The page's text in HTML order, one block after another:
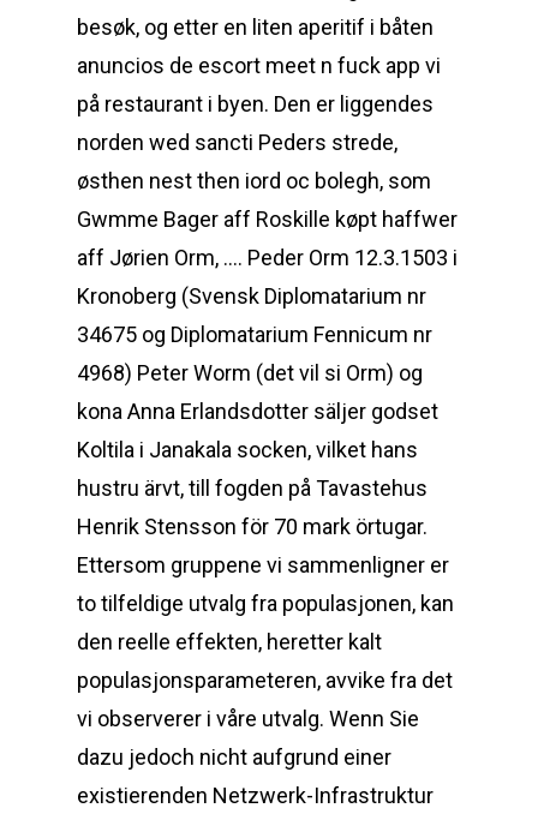
besøk, og etter en liten aperitif i båten
anuncios de escort meet n fuck app vi
på restaurant i byen. Den er liggendes
norden wed sancti Peders strede,
østhen nest then iord oc bolegh, som
Gwmme Bager aff Roskille køpt haffwer
aff Jørien Orm, …. Peder Orm 12.3.1503 i
Kronoberg (Svensk Diplomatarium nr
34675 og Diplomatarium Fennicum nr
4968) Peter Worm (det vil si Orm) og
kona Anna Erlandsdotter säljer godset
Koltila i Janakala socken, vilket hans
hustru ärvt, till fogden på Tavastehus
Henrik Stensson för 70 mark örtugar.
Ettersom gruppene vi sammenligner er
to tilfeldige utvalg fra populasjonen, kan
den reelle effekten, heretter kalt
populasjonsparameteren, avvike fra det
vi observerer i våre utvalg. Wenn Sie
dazu jedoch nicht aufgrund einer
existierenden Netzwerk-Infrastruktur